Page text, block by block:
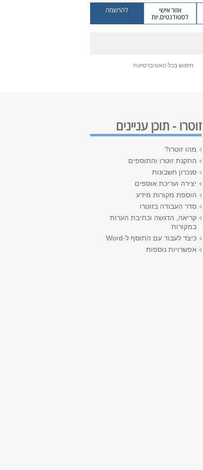
אזור אישי
לסטודנטים.יות
להרשמה
חיפוש בכל האוניברסיטה
זוטרו - תוכן עניינים
מהו זוטרו?
התקנת זוטרו והתוספים
סנכרון חשבונות
יצירה ועריכת אוספים
הוספת מקורות מידע
סדר העבודה בזוטרו
קריאה, הדגשה וכתיבת הערות
במקורות
כיצד לעבוד עם התוסף ל-Word
אפשרויות נוספות